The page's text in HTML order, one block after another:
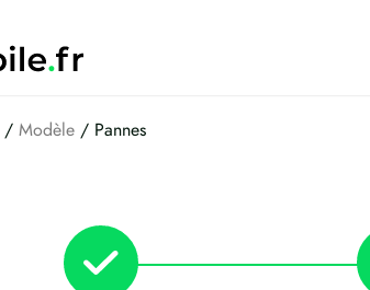
/ Modèle / Pannes